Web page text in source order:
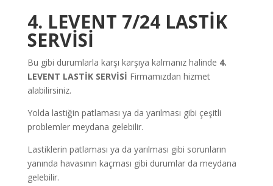
4. LEVENT 7/24 LASTİK
SERVİSİ
Bu gibi durumlarla karşı karşıya kalmanız halinde 4.
LEVENT LASTİK SERVİSİ Firmamızdan hizmet
alabilirsiniz.
Yolda lastiğin patlaması ya da yarılması gibi çeşitli
problemler meydana gelebilir.
Lastiklerin patlaması ya da yarılması gibi sorunların
yanında havasının kaçması gibi durumlar da meydana
gelebilir.